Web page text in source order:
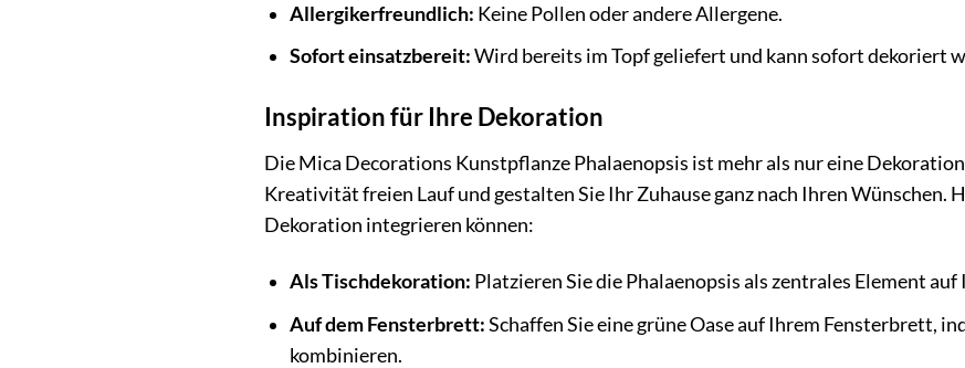
Allergikerfreundlich: Keine Pollen oder andere Allergene.
Sofort einsatzbereit:Wird bereits im Topf geliefert und kann sofort dekoriert
Inspiration für Ihre Dekoration
Die Mica Decorations Kunstpflanze Phalaenopsis ist mehr als nur eine
Kreativität freien Lauf und gestalten Sie Ihr Zuhause ganz nach Ihren Wünschen.
Dekoration integrieren können:
Als Tischdekoration: Platzieren Sie die Phalaenopsis als zentrales Element
Auf dem Fensterbrett:Schaffen Sie eine grüne Oase auf Ihrem Fensterbrett,
kombinieren.